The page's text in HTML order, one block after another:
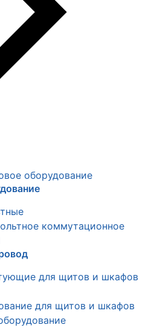
оборудование
коммутационное
для щитов и шкафов
для щитов и шкафов